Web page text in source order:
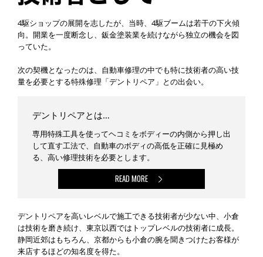
4駆ショップの展開を志したが、当時、4駆ブームは若干の下火傾
向。開業を一度断念し、鈑金塗装業を続けながら独立の機会を図
っていた。
次の契機となったのは、自動車修理の中でも特に技術者の高い技
量を必要とする特殊修理「デントリペア」との出会い。
デントリペアとは…
専用特殊工具を使ってヘコミをボディーの内側から押し出
して直す工法で、自動車のボディの高低を正確に見極め
る、高い修理技術を必要とします。
READ MORE
デントリペアを高いレベルで施工できる技術者が少ない中、小倉
は技術を磨き続け、東京以西ではトップレベルの技術者に成長。
静岡近郊はもちろん、京都からも小倉の腕を聞きつけたお客様が
来店するほどの知名度を得た。